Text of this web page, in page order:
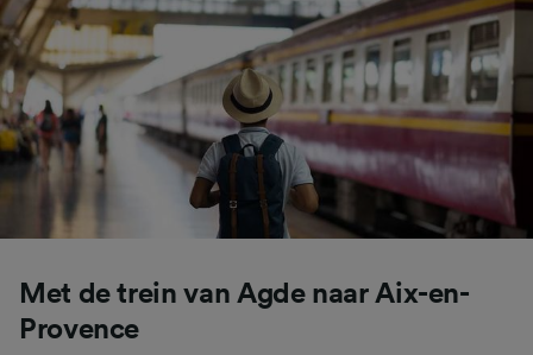
Met de trein van Agde naar Aix-en-
Provence